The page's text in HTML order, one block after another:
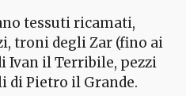
tessuti ricamati,
troni degli Zar (fino ai
Ivan il Terribile, pezzi
di Pietro il Grande.